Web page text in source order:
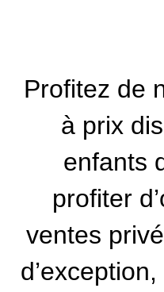
Profitez de
à prix
enfants
profiter
ventes